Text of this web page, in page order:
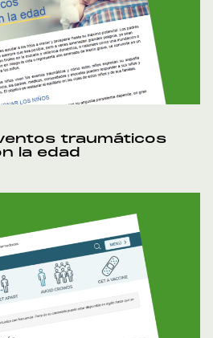
traumáticos
la edad